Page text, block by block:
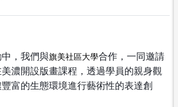
，我們與旗美社區大學合作，一同邀請
濃開設版畫課程，透過學員的親身觀
富的生態環境進行藝術性的表達創